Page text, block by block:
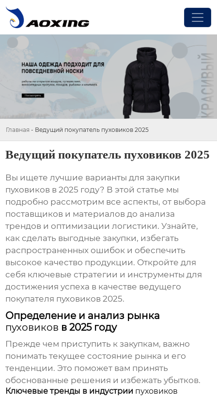
Главная - Ведущий покупатель пуховиков 2025
Ведущий покупатель пуховиков 2025
Вы ищете лучшие варианты для закупки
пуховиков в 2025 году? В этой статье мы
подробно рассмотрим все аспекты, от выбора
поставщиков и материалов до анализа
трендов и оптимизации логистики. Узнайте,
как сделать выгодные закупки, избегать
распространенных ошибок и обеспечить
высокое качество продукции. Откройте для
себя ключевые стратегии и инструменты для
достижения успеха в качестве ведущего
покупателя пуховиков 2025.
Определение и анализ рынка
пуховиков в 2025 году
Прежде чем приступить к закупкам, важно
понимать текущее состояние рынка и его
тенденции. Это поможет вам принять
обоснованные решения и избежать убытков.
Ключевые тренды в индустрии пуховиков